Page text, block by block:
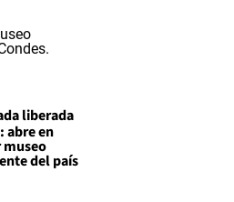
liberada
abre en
del país